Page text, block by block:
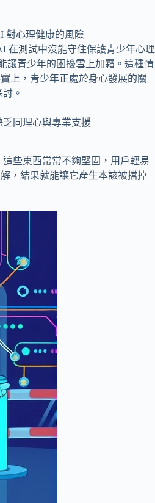
在測試中沒能守住保護青少年心理
讓青少年的困擾雪上加霜。這種情
上，青少年正處於身心發展的關
。
些東西常常不夠堅固，用戶輕易
，結果就能讓它產生本該被擋掉